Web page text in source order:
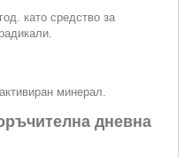
като средство за
минерал.
дневна